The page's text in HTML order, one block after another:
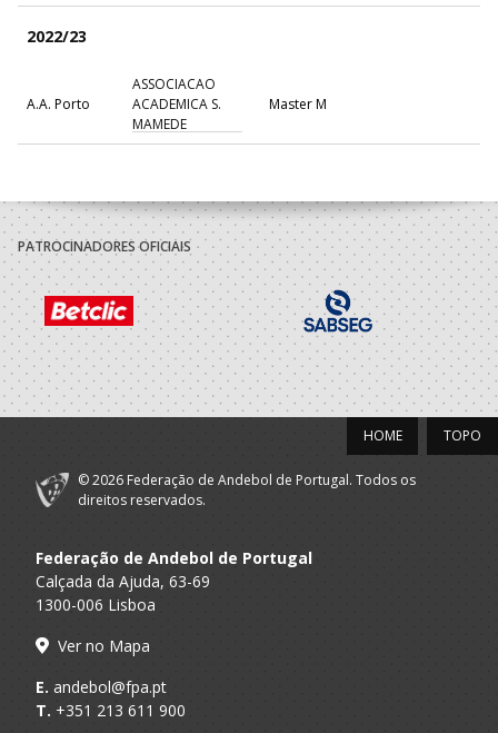
2022/23
A.A. Porto
ASSOCIACAO
ACADEMICA S.
MAMEDE
Master M
A.A. Porto
ASSOCIACAO
ACADEMICA S.
MAMEDE
Master M
2020/21
A.A. Porto
ASSOCIACAO
ACADEMICA S.
MAMEDE
Técnico
ASSOCIACAO
A.A. Porto
ASSOCIACAO
ACADEMICA S.
MAMEDE
ASSOCIACAO
PATROCINADORES OFICIAIS
TOPO
HOME
© 2026 Federação de Andebol de Portugal. Todos os
direitos reservados.
Federação de Andebol de Portugal
Calçada da Ajuda, 63-69
1300-006 Lisboa
Ver no Mapa
E. andebol@fpa.pt
T. +351 213 611 900